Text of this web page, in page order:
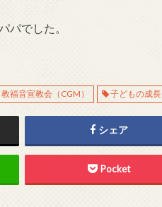
パでした。
福音宣教会（CGM） 子どもの成長
シェア
Pocket